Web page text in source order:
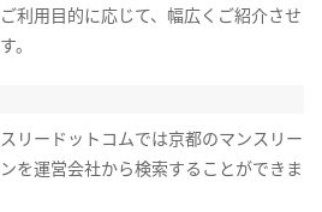
利用目的に応じて、幅広くご紹介させ
。
リードットコムでは京都のマンスリー
を運営会社から検索することができま